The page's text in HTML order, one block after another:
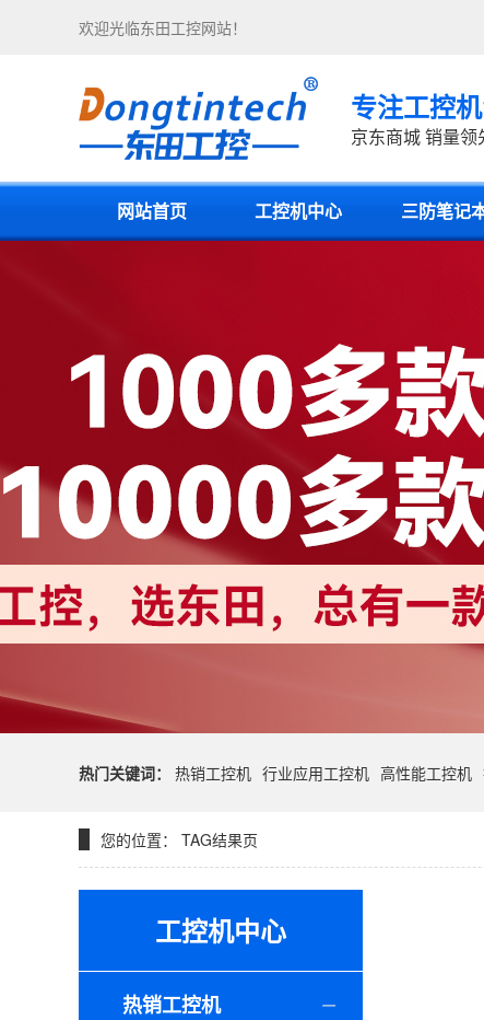
欢迎光临东田工控网站！
专注工控
京东商城 销量领
网站首页 工控机中心 三防笔记
热门关键词： 热销工控机 行业应用工控机 高性能工控机
您的位置： TAG结果页
工控机中心
热销工控机